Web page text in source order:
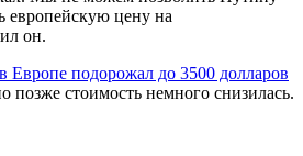
европейскую цену на
он.
Европе подорожал до 3500 долларов
позже стоимость немного снизилась.